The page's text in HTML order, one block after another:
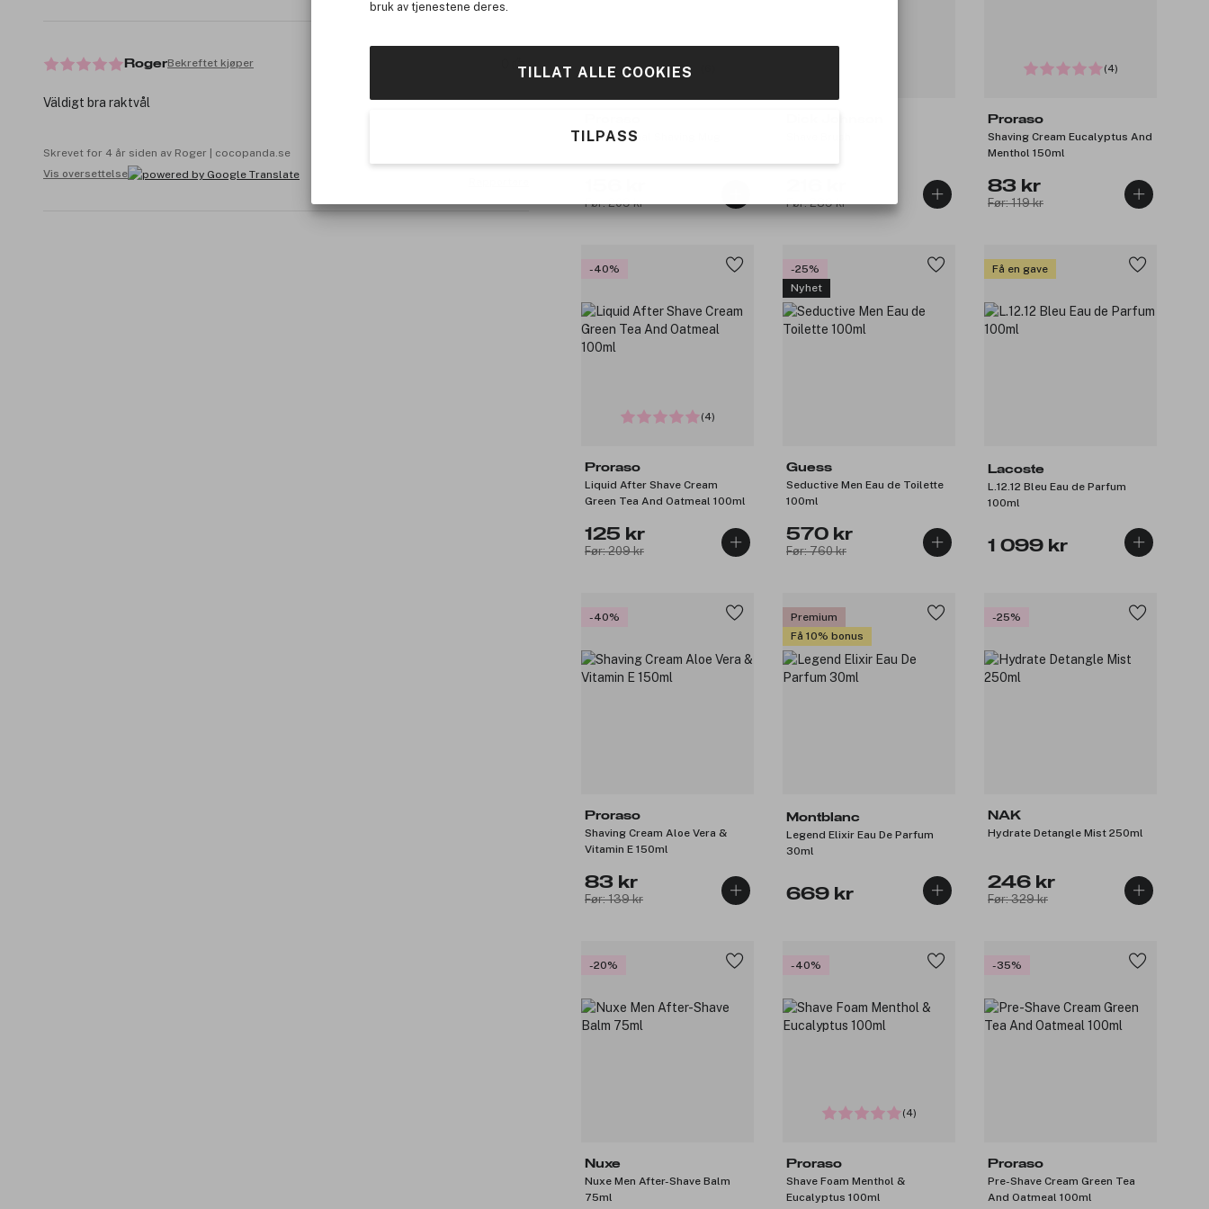
bruk av tjenestene deres.
TILLAT ALLE COOKIES
TILPASS
Professional Shaving Mug
Før: 209 kr Før: 289 kr
(4)
Proraso
Shaving Cream Eucalyptus And
Menthol 150ml
83 kr
Før: 119 kr
-40%
(4)
Proraso
Liquid After Shave Cream
Green Tea And Oatmeal 100ml
125 kr
Før: 209 kr
-25%
Nyhet
Guess
Seductive Men Eau de Toilette
100ml
570 kr
Før: 760 kr
Få en gave
Lacoste
L.12.12 Bleu Eau de Parfum
100ml
1 099 kr
-40%
Proraso
Shaving Cream Aloe Vera &
Vitamin E 150ml
83 kr
Før: 139 kr
Premium
Få 10% bonus
Montblanc
Legend Elixir Eau De Parfum
30ml
669 kr
-25%
NAK
Hydrate Detangle Mist 250ml
246 kr
Før: 329 kr
-20%
Nuxe
Nuxe Men After-Shave Balm
75ml
-40%
(4)
Proraso
Shave Foam Menthol &
Eucalyptus 100ml
-35%
Proraso
Pre-Shave Cream Green Tea
And Oatmeal 100ml
RogerBekreftet kjøper
Väldigt bra raktvål
Skrevet for 4 år siden av Roger | cocopanda.se
Vis oversettelse